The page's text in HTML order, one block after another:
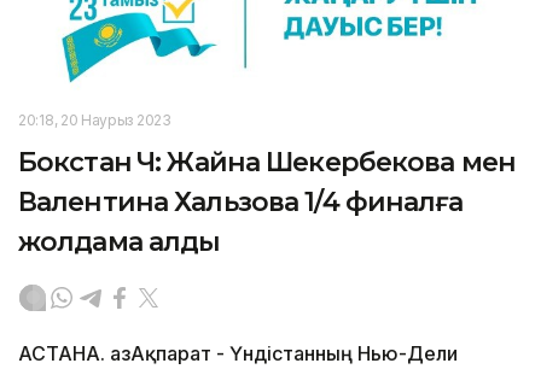
20:18, 20 Наурыз 2023
Бокстан ӘЧ: Жайна Шекербекова мен
Валентина Хальзова 1/4 финалға
жолдама алды
АСТАНА. ҚазАқпарат - Үндістанның Нью-Дели